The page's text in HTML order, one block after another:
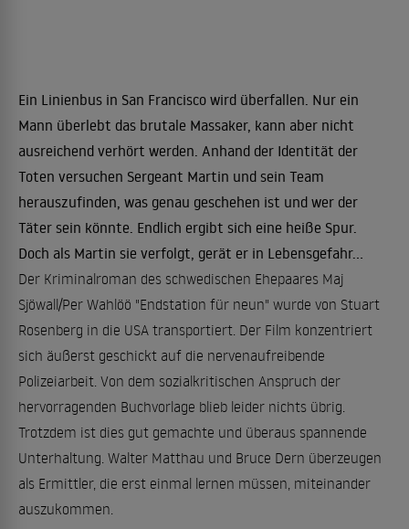
Ein Linienbus in San Francisco wird überfallen. Nur ein
Mann überlebt das brutale Massaker, kann aber nicht
ausreichend verhört werden. Anhand der Identität der
Toten versuchen Sergeant Martin und sein Team
herauszufinden, was genau geschehen ist und wer der
Täter sein könnte. Endlich ergibt sich eine heiße Spur.
Doch als Martin sie verfolgt, gerät er in Lebensgefahr...
Der Kriminalroman des schwedischen Ehepaares Maj
Sjöwall/Per Wahlöö "Endstation für neun" wurde von Stuart
Rosenberg in die USA transportiert. Der Film konzentriert
sich äußerst geschickt auf die nervenaufreibende
Polizeiarbeit. Von dem sozialkritischen Anspruch der
hervorragenden Buchvorlage blieb leider nichts übrig.
Trotzdem ist dies gut gemachte und überaus spannende
Unterhaltung. Walter Matthau und Bruce Dern überzeugen
als Ermittler, die erst einmal lernen müssen, miteinander
auszukommen.